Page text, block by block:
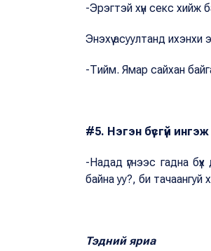
-Эрэгтэй хүн секс хийж
Энэхүү асуултанд ихэнхи
-Тийм. Ямар сайхан
#5. Нэгэн бүсгүй
-Надад үгнээс гадна
байна уу?, би
Тэдний яриа